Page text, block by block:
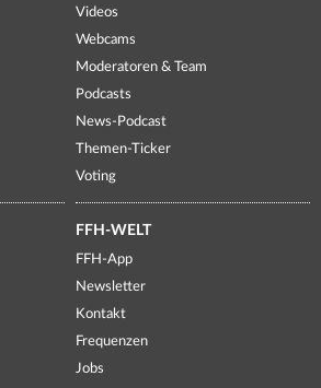
Videos
Webcams
Moderatoren & Team
Podcasts
News-Podcast
Themen-Ticker
Voting
FFH-WELT
FFH-App
Newsletter
Kontakt
Frequenzen
Jobs